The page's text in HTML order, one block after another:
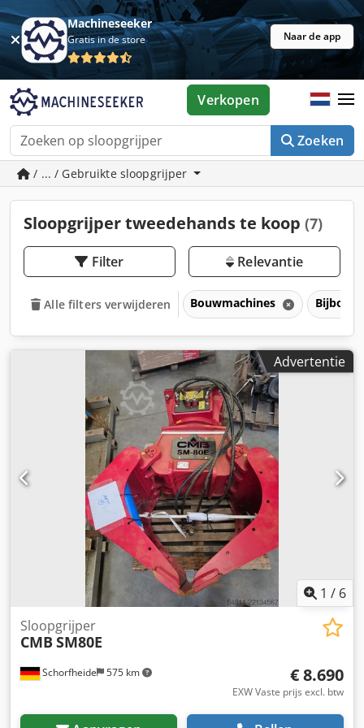
Machineseeker
Gratis in de store Naar de app
Zoeken
Verkopen
/ ... / Gebruikte sloopgrijper
Sloopgrijper tweedehands te koop (7)
Filter Relevantie
Alle filters verwijderen Bouwmachines
Advertentie
1 / 6
Schorfheide 575 km
Sloopgrijper
CMB SM80E
€ 8.690
EXW Vaste prijs excl. btw